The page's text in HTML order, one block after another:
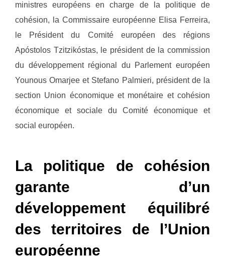
ministres européens en charge de la politique de
cohésion, la Commissaire européenne Elisa Ferreira,
le Président du Comité européen des régions
Apóstolos Tzitzikóstas, le président de la commission
du développement régional du Parlement européen
Younous Omarjee et Stefano Palmieri, président de la
section Union économique et monétaire et cohésion
économique et sociale du Comité économique et
social européen.
La politique de cohésion
garante d’un
développement équilibré
des territoires de l’Union
européenne